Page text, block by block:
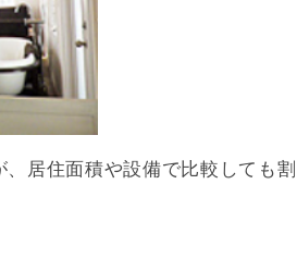
居住面積や設備で比較しても割